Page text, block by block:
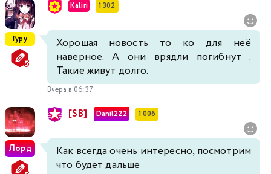
Гуру
Kaliri 1 302
Хорошая новость то ко для неё
наверное. А они врядли погибнут .
Такие живут долго.
Вчера в 06:37
Лорд
[SB] Danil222 1 006
Как всегда очень интересно, посмотрим
что будет дальше